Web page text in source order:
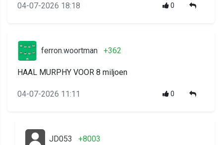
04-07-2026 18:18 0
ferron.woortman +362
HAAL MURPHY VOOR 8 miljoen
04-07-2026 11:11 0
JD053 +8003